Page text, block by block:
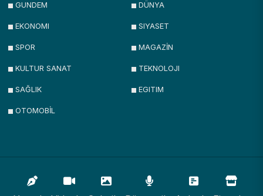
GUNDEM DÜNYA
EKONOMI SIYASET
SPOR MAGAZİN
KULTUR SANAT TEKNOLOJI
SAĞLIK EGITIM
OTOMOBİL